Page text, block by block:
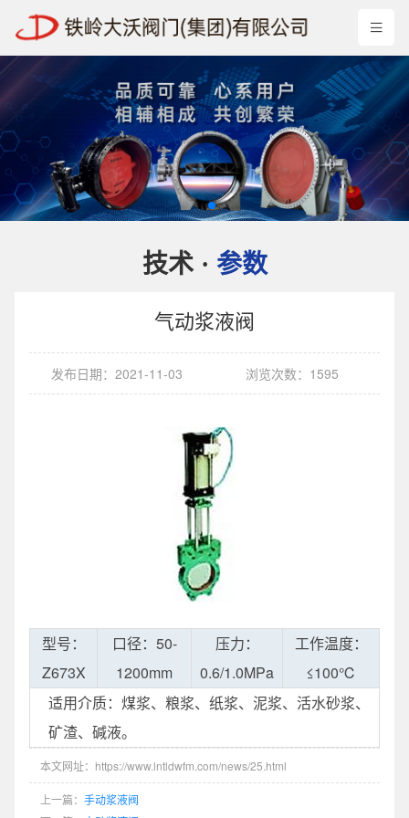
技术 · 参数
气动浆液阀
发布日期：2021-11-03 浏览次数：1595
型号：
Z673X
口径：50-
1200mm
压力：
0.6/1.0MPa
工作温度：
≤100℃
适用介质：煤浆、粮浆、纸浆、泥浆、活水砂浆、
矿渣、碱液。
本文网址：https://www.lntldwfm.com/news/25.html
上一篇： 手动浆液阀